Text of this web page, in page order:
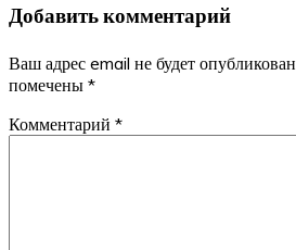
записям
Добавить комментарий
Ваш адрес email не будет опубликован.
помечены *
Комментарий *